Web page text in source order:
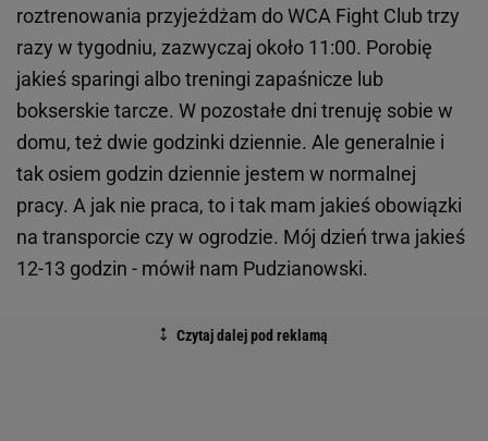
roztrenowania przyjeżdżam do WCA Fight Club trzy
razy w tygodniu, zazwyczaj około 11:00. Porobię
jakieś sparingi albo treningi zapaśnicze lub
bokserskie tarcze. W pozostałe dni trenuję sobie w
domu, też dwie godzinki dziennie. Ale generalnie i
tak osiem godzin dziennie jestem w normalnej
pracy. A jak nie praca, to i tak mam jakieś obowiązki
na transporcie czy w ogrodzie. Mój dzień trwa jakieś
12-13 godzin - mówił nam Pudzianowski.